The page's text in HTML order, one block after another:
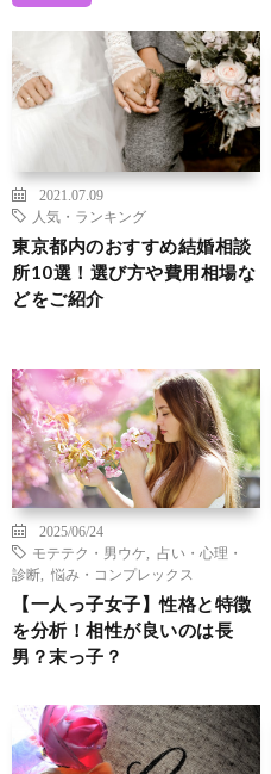
2021.07.09
人気・ランキング
東京都内のおすすめ結婚相談
所10選！選び方や費用相場な
どをご紹介
2025/06/24
モテテク・男ウケ
占い・心理・
診断
悩み・コンプレックス
【一人っ子女子】性格と特徴
を分析！相性が良いのは長
男？末っ子？